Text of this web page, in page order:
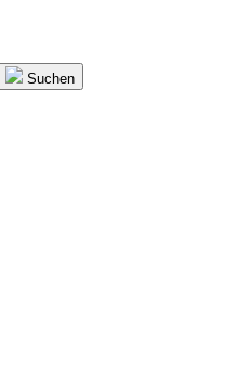
Suchen